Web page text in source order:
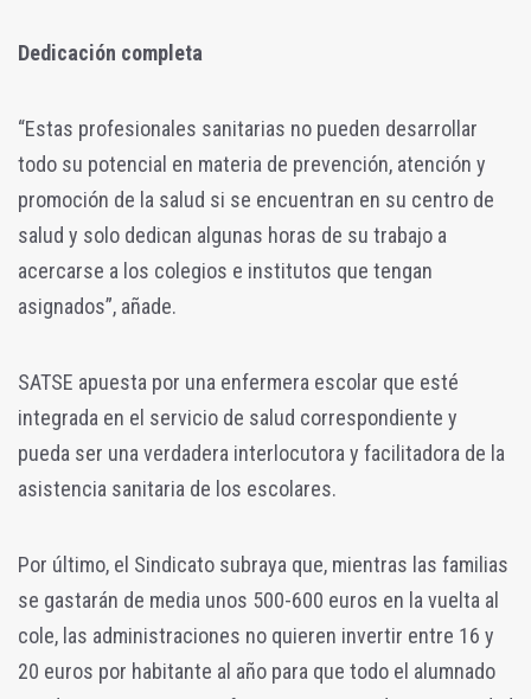
Dedicación completa
“Estas profesionales sanitarias no pueden desarrollar
todo su potencial en materia de prevención, atención y
promoción de la salud si se encuentran en su centro de
salud y solo dedican algunas horas de su trabajo a
acercarse a los colegios e institutos que tengan
asignados”, añade.
SATSE apuesta por una enfermera escolar que esté
integrada en el servicio de salud correspondiente y
pueda ser una verdadera interlocutora y facilitadora de la
asistencia sanitaria de los escolares.
Por último, el Sindicato subraya que, mientras las familias
se gastarán de media unos 500-600 euros en la vuelta al
cole, las administraciones no quieren invertir entre 16 y
20 euros por habitante al año para que todo el alumnado